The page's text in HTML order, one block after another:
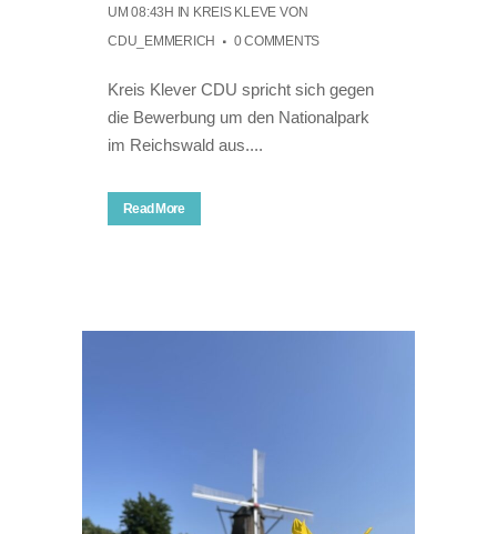
UM 08:43H IN KREIS KLEVE VON
CDU_EMMERICH
0 COMMENTS
Kreis Klever CDU spricht sich gegen
die Bewerbung um den Nationalpark
im Reichswald aus....
Read More